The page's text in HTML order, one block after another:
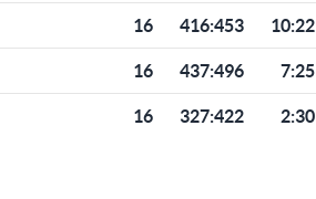
16 416:453 10:22
16 437:496 7:25
16 327:422 2:30